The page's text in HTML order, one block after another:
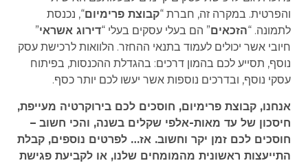
והפרטית. במקרה זה, חברת “קבוצת פרימיום“, נכנסת
לתמונה. “הזכאים” הם בעלי עסקים בעלי “דירוג אשראי”
חיובי אשר יכולים לעמוד בתנאי ההחזר. הלוואות לרכישת עסק
נוסף, תסייע לכם בהמון דרכים: בהגדלת ההכנסות, בפיתוח
עסקי נוסף, ובדרכים נוספות אשר יעשו לכם יותר כסף.
אנחנו, קבוצת פרימיום, חוסכים לכם בירוקרטיה מעייפת,
חיסכון של עד מאות-אלפי שקלים בשנה, והכי חשוב –
חוסכים לכם זמן יקר וחשוב. אז… לפרטים נוספים, קבלת
התייעצות ראשונית מהמומחים שלנו, או לקביעת פגישת